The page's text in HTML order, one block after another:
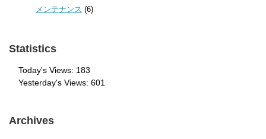
メンテナンス (6)
Statistics
Today's Views: 183
Yesterday's Views: 601
Archives